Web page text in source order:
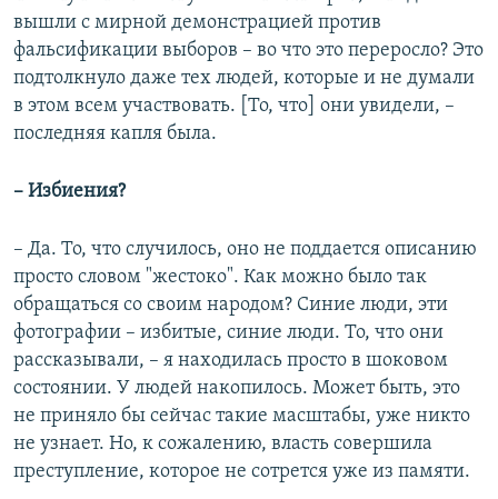
вышли с мирной демонстрацией против
фальсификации выборов – во что это переросло? Это
подтолкнуло даже тех людей, которые и не думали
в этом всем участвовать. [То, что] они увидели, –
последняя капля была.
–​ Избиения?
– Да. То, что случилось, оно не поддается описанию
просто словом "жестоко". Как можно было так
обращаться со своим народом? Синие люди, эти
фотографии – избитые, синие люди. То, что они
рассказывали, – я находилась просто в шоковом
состоянии. У людей накопилось. Может быть, это
не приняло бы сейчас такие масштабы, уже никто
не узнает. Но, к сожалению, власть совершила
преступление, которое не сотрется уже из памяти.